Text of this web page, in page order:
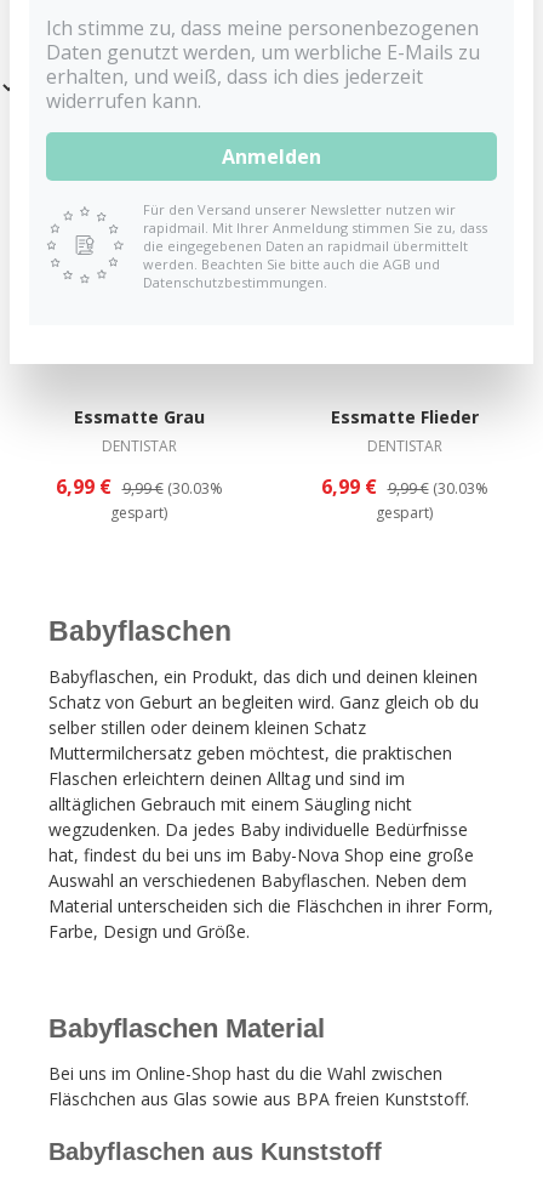
Filter
Essmatte Grau
DENTISTAR
6,99 € 9,99 € (30.03%
gespart)
Essmatte Flieder
DENTISTAR
6,99 € 9,99 € (30.03%
gespart)
Babyflaschen
Babyflaschen, ein Produkt, das dich und deinen kleinen
Schatz von Geburt an begleiten wird. Ganz gleich ob du
selber stillen oder deinem kleinen Schatz
Muttermilchersatz geben möchtest, die praktischen
Flaschen erleichtern deinen Alltag und sind im
alltäglichen Gebrauch mit einem Säugling nicht
wegzudenken. Da jedes Baby individuelle Bedürfnisse
hat, findest du bei uns im Baby-Nova Shop eine große
Auswahl an verschiedenen Babyflaschen. Neben dem
Material unterscheiden sich die Fläschchen in ihrer Form,
Farbe, Design und Größe.
Babyflaschen Material
Bei uns im Online-Shop hast du die Wahl zwischen
Fläschchen aus Glas sowie aus BPA freien Kunststoff.
Babyflaschen aus Kunststoff
Ich stimme zu, dass meine personenbezogenen
Daten genutzt werden, um werbliche E-Mails zu
erhalten, und weiß, dass ich dies jederzeit
widerrufen kann.
Anmelden
Für den Versand unserer Newsletter nutzen wir
rapidmail. Mit Ihrer Anmeldung stimmen Sie zu, dass
die eingegebenen Daten an rapidmail übermittelt
werden. Beachten Sie bitte auch die AGB und
Datenschutzbestimmungen.